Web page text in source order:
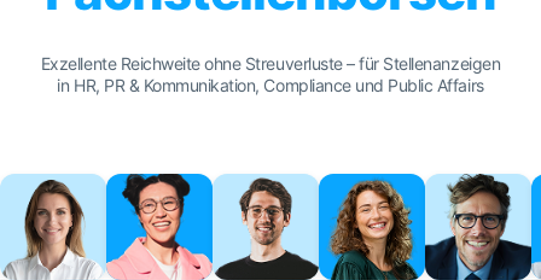
Exzellente Reichweite ohne Streuverluste – für Stellenanzeigen
in HR, PR & Kommunikation, Compliance und Public Affairs